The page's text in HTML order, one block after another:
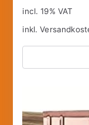
incl. 19% VAT
inkl.